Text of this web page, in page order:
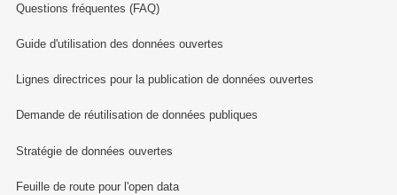
Questions fréquentes (FAQ)
Guide d'utilisation des données ouvertes
Lignes directrices pour la publication de données ouvertes
Demande de réutilisation de données publiques
Stratégie de données ouvertes
Feuille de route pour l'open data